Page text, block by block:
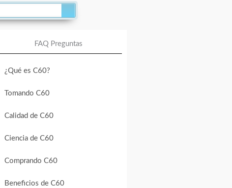
FAQ Preguntas
¿Qué es C60?
Tomando C60
Calidad de C60
Ciencia de C60
Comprando C60
Beneficios de C60